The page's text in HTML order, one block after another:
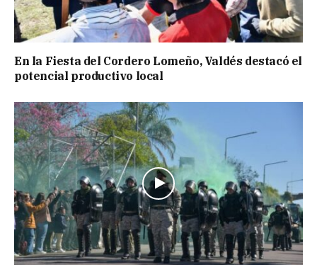
En la Fiesta del Cordero Lomeño, Valdés destacó el
potencial productivo local